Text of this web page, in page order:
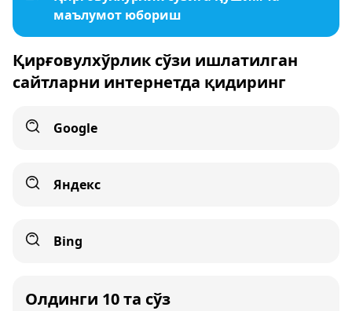
маълумот юбориш
Қирғовулхўрлик сўзи ишлатилган
сайтларни интернетда қидиринг
Google
Яндекс
Bing
Олдинги 10 та сўз